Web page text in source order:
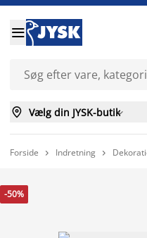

 Vælg din JYSK-butik
Forside  Indretning 
-50%